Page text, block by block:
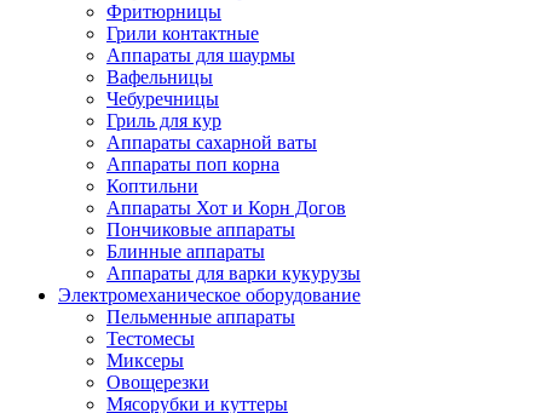
Фритюрницы
Грили контактные
Аппараты для шаурмы
Вафельницы
Чебуречницы
Гриль для кур
Аппараты сахарной ваты
Аппараты поп корна
Коптильни
Аппараты Хот и Корн Догов
Пончиковые аппараты
Блинные аппараты
Аппараты для варки кукурузы
Электромеханическое оборудование
Пельменные аппараты
Тестомесы
Миксеры
Овощерезки
Мясорубки и куттеры